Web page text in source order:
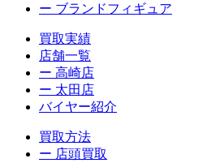
ー ブランドフィギュア
買取実績
店舗一覧
ー 高崎店
ー 太田店
バイヤー紹介
買取方法
ー 店頭買取